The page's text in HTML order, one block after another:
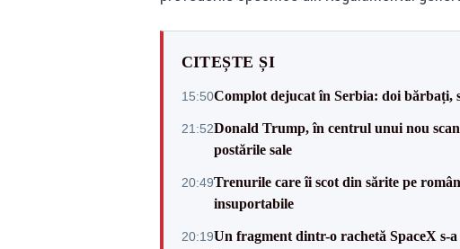
CITEȘTE ȘI
15:50Complot dejucat în Serbia: doi bărbați,
21:52Donald Trump, în centrul unui nou
postările sale
20:49Trenurile care îi scot din sărite pe
insuportabile
20:19Un fragment dintr-o rachetă SpaceX s-